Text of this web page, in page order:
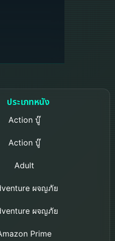
ประเภทหนัง
Action บู๊
Action บู๊
Adult
ผจญภัย
ผจญภัย
Prime